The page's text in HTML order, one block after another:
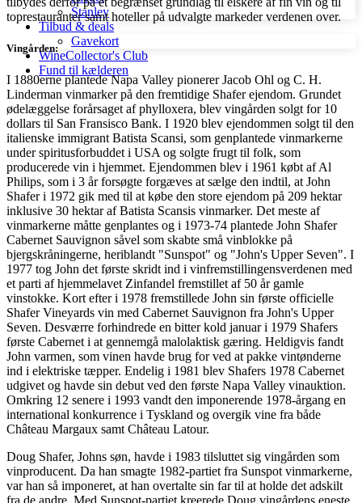
Stanley
Tilbud & deals
Gavekort
WineCollector's Club
Fund til kælderen
toprestauranter samt hoteller på udvalgte markeder verdenen over.
Vingården:
I 1880erne plantede Napa Valley pionerer Jacob Ohl og C. H.
Linderman vinmarker på den fremtidige Shafer ejendom. Grundet
ødelæggelse forårsaget af phylloxera, blev vingården solgt for 10
dollars til San Fransisco Bank. I 1920 blev ejendommen solgt til den
italienske immigrant Batista Scansi, som genplantede vinmarkerne
under spiritusforbuddet i USA og solgte frugt til folk, som
producerede vin i hjemmet. Ejendommen blev i 1961 købt af Al
Philips, som i 3 år forsøgte forgæves at sælge den indtil, at John
Shafer i 1972 gik med til at købe den store ejendom på 209 hektar
inklusive 30 hektar af Batista Scansis vinmarker. Det meste af
vinmarkerne måtte genplantes og i 1973-74 plantede John Shafer
Cabernet Sauvignon såvel som skabte små vinblokke på
bjergskråningerne, heriblandt "Sunspot" og "John's Upper Seven". I
1977 tog John det første skridt ind i vinfremstillingensverdenen med
et parti af hjemmelavet Zinfandel fremstillet af 50 år gamle
vinstokke. Kort efter i 1978 fremstillede John sin første officielle
Shafer Vineyards vin med Cabernet Sauvignon fra John's Upper
Seven. Desværre forhindrede en bitter kold januar i 1979 Shafers
første Cabernet i at gennemgå malolaktisk gæring. Heldigvis fandt
John varmen, som vinen havde brug for ved at pakke vintønderne
ind i elektriske tæpper. Endelig i 1981 blev Shafers 1978 Cabernet
udgivet og havde sin debut ved den første Napa Valley vinauktion.
Omkring 12 senere i 1993 vandt den imponerende 1978-årgang en
international konkurrence i Tyskland og overgik vine fra både
Château Margaux samt Château Latour.
Doug Shafer, Johns søn, havde i 1983 tilsluttet sig vingården som
vinproducent. Da han smagte 1982-partiet fra Sunspot vinmarkerne,
var han så imponeret, at han overtalte sin far til at holde det adskilt